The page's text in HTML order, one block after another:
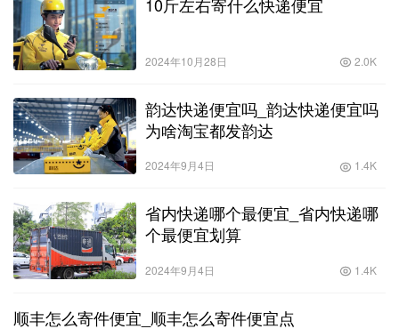
2024年10月28日 2.0K
韵达快递便宜吗_韵达快递便宜吗
为啥淘宝都发韵达
2024年9月4日 1.4K
省内快递哪个最便宜_省内快递哪
个最便宜划算
2024年9月4日 1.4K
顺丰怎么寄件便宜_顺丰怎么寄件便宜点